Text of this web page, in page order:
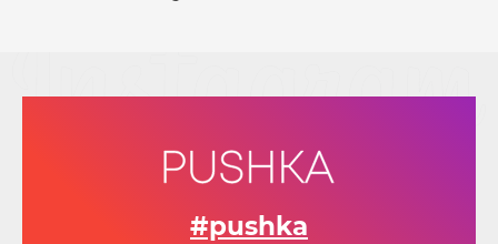
#pushka